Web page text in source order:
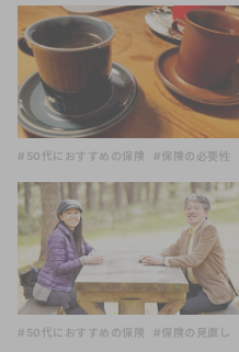
#50代におすすめの保険 #保険の必要性
#50代におすすめの保険 #保険の見直し